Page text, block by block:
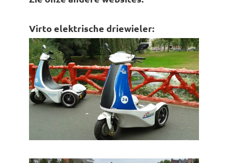
Virto elektrische driewieler: